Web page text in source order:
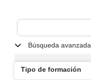
Búsqueda avanzada
Tipo de formación